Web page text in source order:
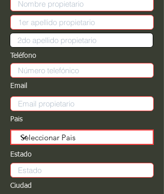
Teléfono
Email
Pais
Estado
Ciudad